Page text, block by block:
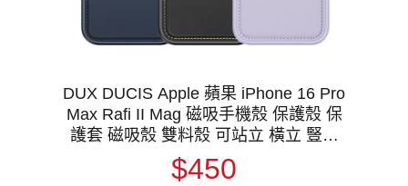
DUX DUCIS Apple 蘋果 iPhone 16 Pro
Max Rafi II Mag 磁吸手機殼 保護殼 保
護套 磁吸殼 雙料殼 可站立 橫立 豎立
支援 MagSafe
$450